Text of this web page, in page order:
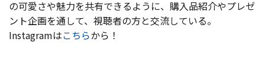
の可愛さや魅力を共有できるように、購入品紹介やプレゼ
ント企画を通して、視聴者の方と交流している。
Instagramはこちらから！